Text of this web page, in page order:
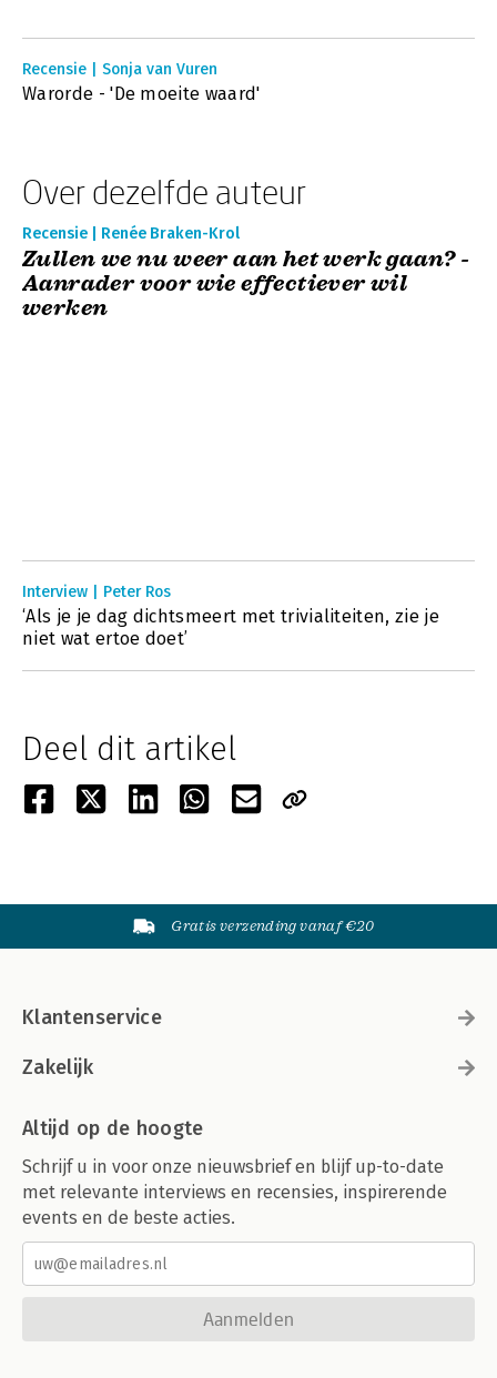
Recensie | Sonja van Vuren
Warorde - 'De moeite waard'
Over dezelfde auteur
Recensie | Renée Braken-Krol
Zullen we nu weer aan het werk gaan? -
Aanrader voor wie effectiever wil
werken
Interview | Peter Ros
‘Als je je dag dichtsmeert met trivialiteiten, zie je
niet wat ertoe doet’
Deel dit artikel
Gratis verzending vanaf €20
Klantenservice
Zakelijk
Altijd op de hoogte
Schrijf u in voor onze nieuwsbrief en blijf up-to-date
met relevante interviews en recensies, inspirerende
events en de beste acties.
Aanmelden